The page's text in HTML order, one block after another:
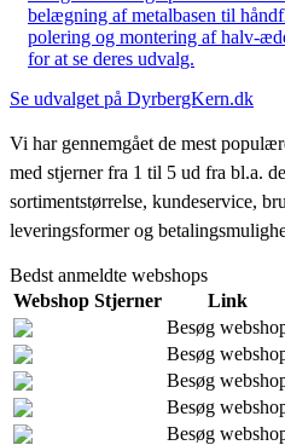
belægning af metalbasen til
polering og montering af halv-
for at se deres udvalg.
Se udvalget på DyrbergKern.dk
Vi har gennemgået de mest
med stjerner fra 1 til 5 ud fra bl.a.
sortimentstørrelse, kundeservice,
leveringsformer og
Bedst anmeldte webshops
Webshop Stjerner
Link
Besøg
Besøg
Besøg
Besøg
Besøg